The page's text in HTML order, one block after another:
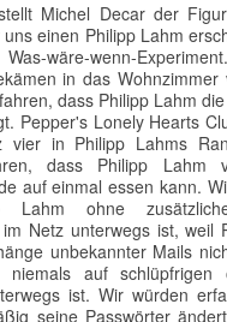
Michel Decar der
einen Philipp Lahm
wäre-wenn-
in das Wohnzimmer
dass Philipp Lahm
Pepper's Lonely Hearts
vier in Philipp Lahms
dass Philipp Lahm
auf einmal essen kann.
Lahm ohne
Netz unterwegs ist, weil
unbekannter Mails
niemals auf schlüpfrigen
ist. Wir würden
seine Passwörter